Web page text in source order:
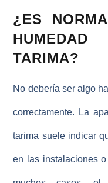
¿ES
TARIMA?
No debería ser algo
correctamente. La
tarima suele indicar
en las instalaciones